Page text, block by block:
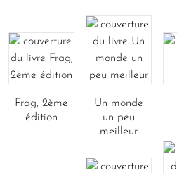
Frag, 2ème
édition
Un monde
un peu
meilleur